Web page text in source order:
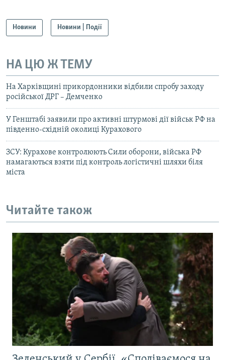
Новини Новини | Події
НА ЦЮ Ж ТЕМУ
На Харківщині прикордонники відбили спробу заходу
російської ДРГ – Демченко
У Генштабі заявили про активні штурмові дії військ РФ на
південно-східній околиці Курахового
ЗСУ: Курахове контролюють Сили оборони, війська РФ
намагаються взяти під контроль логістичні шляхи біля
міста
Читайте також